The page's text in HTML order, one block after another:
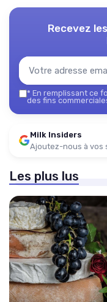
Recevez
* En remplissant ce
des fins
Milk Insiders
Ajoutez-nous à vos
Les plus lus